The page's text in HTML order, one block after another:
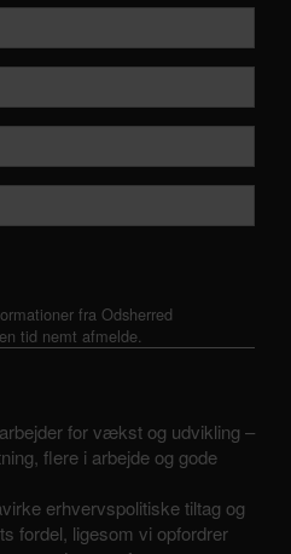
fra Odsherred
tid nemt afmelde.
for vækst og udvikling –
flere i arbejde og gode
erhvervspolitiske tiltag og
fordel, ligesom vi opfordrer